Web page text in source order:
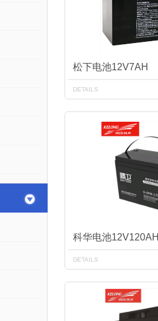
松下电池12V7AH
DETAILS
科华电池12V120AH
DETAILS